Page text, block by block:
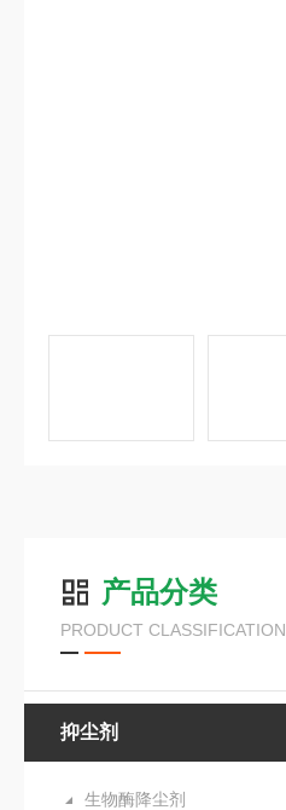
产品分类
PRODUCT CLASSIFICATION
抑尘剂
生物酶降尘剂